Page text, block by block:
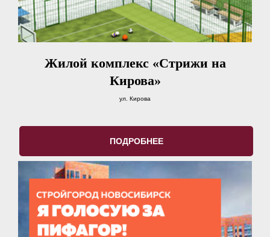
Жилой комплекс «Стрижи на
Кирова»
ул. Кирова
ПОДРОБНЕЕ